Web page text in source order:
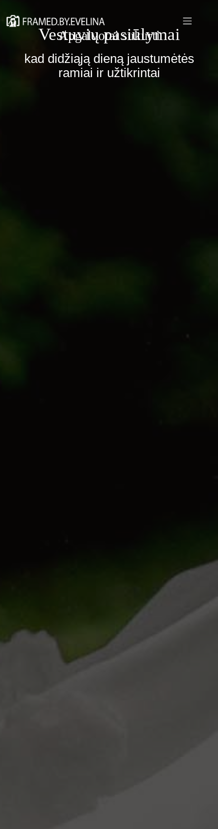
content
Apgalvotai sukurti
Vestuvių pasiūlymai
kad didžiąją dieną jaustumėtės
ramiai ir užtikrintai